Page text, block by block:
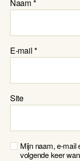
Naam*
E-mail*
Site
Mijn naam, e-mail
volgende keer